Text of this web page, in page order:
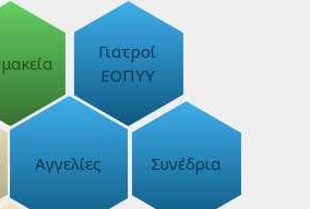
Γιατροί
ΕΟΠΥΥ
Αγγελίες Συνέδρια